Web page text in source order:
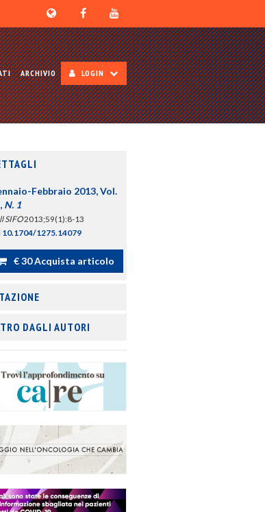
ARCHIVIO LOGIN
Febbraio 2013, Vol.
N. 1
SIFO2013;59(1):8-13
10.1704/1275.14079
€ 30 Acquista articolo
DAGLI AUTORI